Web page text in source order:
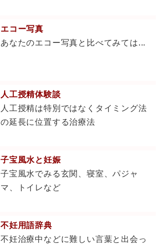
エコー写真
あなたのエコー写真と比べてみては...
人工授精体験談
人工授精は特別ではなくタイミング法
の延長に位置する治療法
子宝風水と妊娠
子宝風水でみる玄関、寝室、パジャ
マ、トイレなど
不妊用語辞典
不妊治療中などに難しい言葉と出会っ